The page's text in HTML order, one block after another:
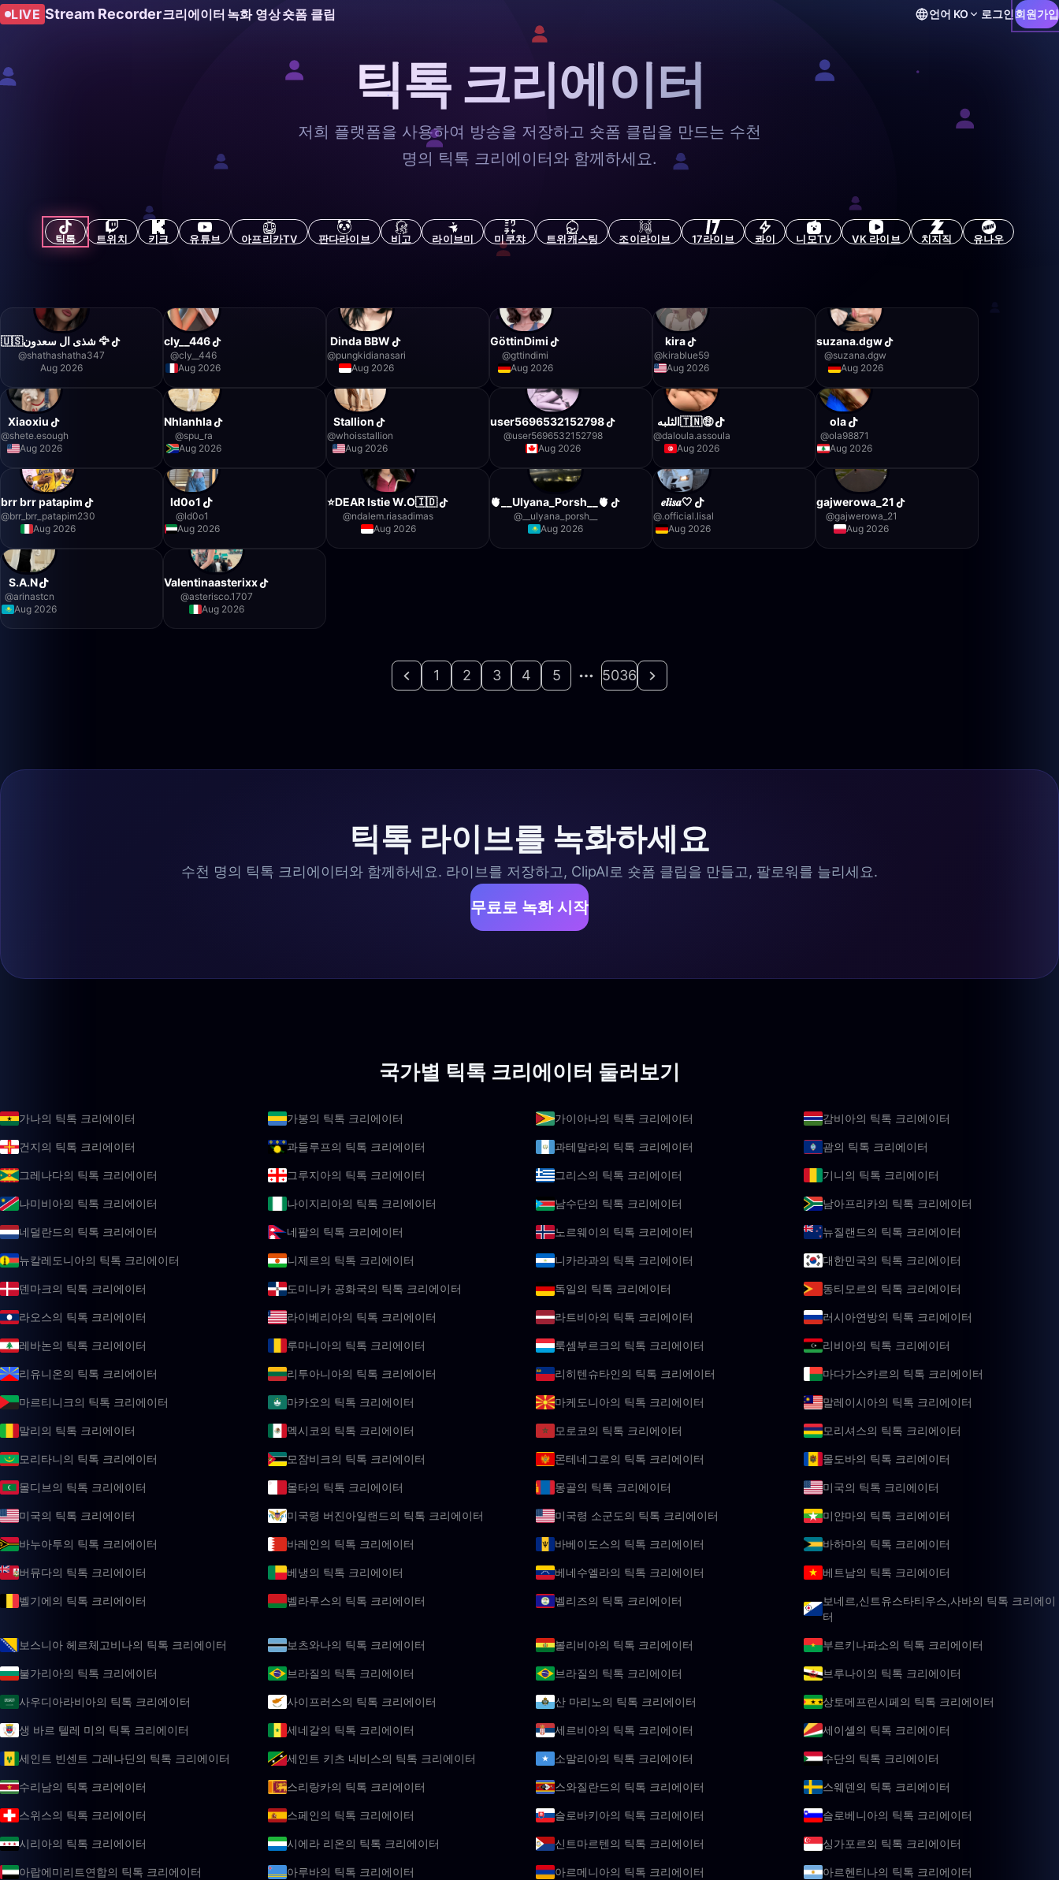
LIVE Stream Recorder크리에이터 녹화 영상숏폼 클립 언어 KO 로그인회원가입
틱톡 크리에이터
저희 플랫폼을 사용하여 방송을 저장하고 숏폼 클립을 만드는 수천
명의 틱톡 크리에이터와 함께하세요.
틱톡 트위치 키크 유튜브 아프리카TV 판다라이브 비고 라이브미 미쿠챠 트위캐스팅 조이라이브 17라이브 콰이 니모TV VK 라이브 치지직 유나우
🇺🇸شذى ال سعدون 🦅
@shathashatha347
Aug 2026
cly__446
@cly__446
Aug 2026
Dinda BBW
@pungkidianasari
Aug 2026
GöttinDimi
@gttindimi
Aug 2026
kira
@kirablue59
Aug 2026
suzana.dgw
@suzana.dgw
Aug 2026
Xiaoxiu
@shete.esough
Aug 2026
Nhlanhla
@spu_ra
Aug 2026
Stallion
@whoisstallion
Aug 2026
user5696532152798
@user5696532152798
Aug 2026
الثلبه🇹🇳🤑
@daloula.assoula
Aug 2026
ola
@ola98871
Aug 2026
brr brr patapim
@brr_brr_patapim230
Aug 2026
ld0o1
@ld0o1
Aug 2026
⭐️DEAR Istie W.O🇮🇩
@ndalem.riasadimas
Aug 2026
🫀__Ulyana_Porsh__🫀
@ __ulyana_porsh__
Aug 2026
𝒆𝒍𝒊𝒔𝒂🤍
@.official.lisal
Aug 2026
gajwerowa_21
@gajwerowa_21
Aug 2026
S.A.N
@arinastcn
Aug 2026
Valentinaasterixx
@asterisco.1707
Aug 2026
1 2 3 4 5 5036
틱톡 라이브를 녹화하세요
수천 명의 틱톡 크리에이터와 함께하세요. 라이브를 저장하고, ClipAI로 숏폼 클립을 만들고, 팔로워를 늘리세요.
무료로 녹화 시작
국가별 틱톡 크리에이터 둘러보기
가나의 틱톡 크리에이터 가봉의 틱톡 크리에이터 가이아나의 틱톡 크리에이터 감비아의 틱톡 크리에이터
건지의 틱톡 크리에이터 과들루프의 틱톡 크리에이터 과테말라의 틱톡 크리에이터 괌의 틱톡 크리에이터
그레나다의 틱톡 크리에이터 그루지아의 틱톡 크리에이터 그리스의 틱톡 크리에이터 기니의 틱톡 크리에이터
나미비아의 틱톡 크리에이터 나이지리아의 틱톡 크리에이터 남수단의 틱톡 크리에이터 남아프리카의 틱톡 크리에이터
네덜란드의 틱톡 크리에이터 네팔의 틱톡 크리에이터 노르웨이의 틱톡 크리에이터 뉴질랜드의 틱톡 크리에이터
뉴칼레도니아의 틱톡 크리에이터 니제르의 틱톡 크리에이터 니카라과의 틱톡 크리에이터 대한민국의 틱톡 크리에이터
덴마크의 틱톡 크리에이터 도미니카 공화국의 틱톡 크리에이터 독일의 틱톡 크리에이터 동티모르의 틱톡 크리에이터
라오스의 틱톡 크리에이터 라이베리아의 틱톡 크리에이터 라트비아의 틱톡 크리에이터 러시아연방의 틱톡 크리에이터
레바논의 틱톡 크리에이터 루마니아의 틱톡 크리에이터 룩셈부르크의 틱톡 크리에이터 리비아의 틱톡 크리에이터
리유니온의 틱톡 크리에이터 리투아니아의 틱톡 크리에이터 리히텐슈타인의 틱톡 크리에이터 마다가스카르의 틱톡 크리에이터
마르티니크의 틱톡 크리에이터 마카오의 틱톡 크리에이터 마케도니아의 틱톡 크리에이터 말레이시아의 틱톡 크리에이터
말리의 틱톡 크리에이터 멕시코의 틱톡 크리에이터 모로코의 틱톡 크리에이터 모리셔스의 틱톡 크리에이터
모리타니의 틱톡 크리에이터 모잠비크의 틱톡 크리에이터 몬테네그로의 틱톡 크리에이터 몰도바의 틱톡 크리에이터
몰디브의 틱톡 크리에이터 몰타의 틱톡 크리에이터 몽골의 틱톡 크리에이터 미국의 틱톡 크리에이터
미국의 틱톡 크리에이터 미국령 버진아일랜드의 틱톡 크리에이터 미국령 소군도의 틱톡 크리에이터 미얀마의 틱톡 크리에이터
바누아투의 틱톡 크리에이터 바레인의 틱톡 크리에이터 바베이도스의 틱톡 크리에이터 바하마의 틱톡 크리에이터
버뮤다의 틱톡 크리에이터 베냉의 틱톡 크리에이터 베네수엘라의 틱톡 크리에이터 베트남의 틱톡 크리에이터
벨기에의 틱톡 크리에이터 벨라루스의 틱톡 크리에이터 벨리즈의 틱톡 크리에이터
보네르,신트유스타티우스,사바의 틱톡 크리에이
터
보스니아 헤르체고비나의 틱톡 크리에이터 보츠와나의 틱톡 크리에이터 볼리비아의 틱톡 크리에이터 부르키나파소의 틱톡 크리에이터
불가리아의 틱톡 크리에이터 브라질의 틱톡 크리에이터 브라질의 틱톡 크리에이터 브루나이의 틱톡 크리에이터
사우디아라비아의 틱톡 크리에이터 사이프러스의 틱톡 크리에이터 산 마리노의 틱톡 크리에이터 상토메프린시페의 틱톡 크리에이터
생 바르 텔레 미의 틱톡 크리에이터 세네갈의 틱톡 크리에이터 세르비아의 틱톡 크리에이터 세이셸의 틱톡 크리에이터
세인트 빈센트 그레나딘의 틱톡 크리에이터 세인트 키츠 네비스의 틱톡 크리에이터 소말리아의 틱톡 크리에이터 수단의 틱톡 크리에이터
수리남의 틱톡 크리에이터 스리랑카의 틱톡 크리에이터 스와질란드의 틱톡 크리에이터 스웨덴의 틱톡 크리에이터
스위스의 틱톡 크리에이터 스페인의 틱톡 크리에이터 슬로바키아의 틱톡 크리에이터 슬로베니아의 틱톡 크리에이터
시리아의 틱톡 크리에이터 시에라 리온의 틱톡 크리에이터 신트마르텐의 틱톡 크리에이터 싱가포르의 틱톡 크리에이터
아랍에미리트연합의 틱톡 크리에이터 아루바의 틱톡 크리에이터 아르메니아의 틱톡 크리에이터 아르헨티나의 틱톡 크리에이터